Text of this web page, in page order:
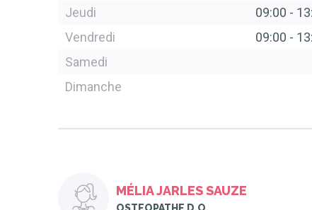
Jeudi
09:00 -
Vendredi
09:00 -
Samedi
Dimanche
MÉLIA JARLES SAUZE
OSTEOPATHE D.O.